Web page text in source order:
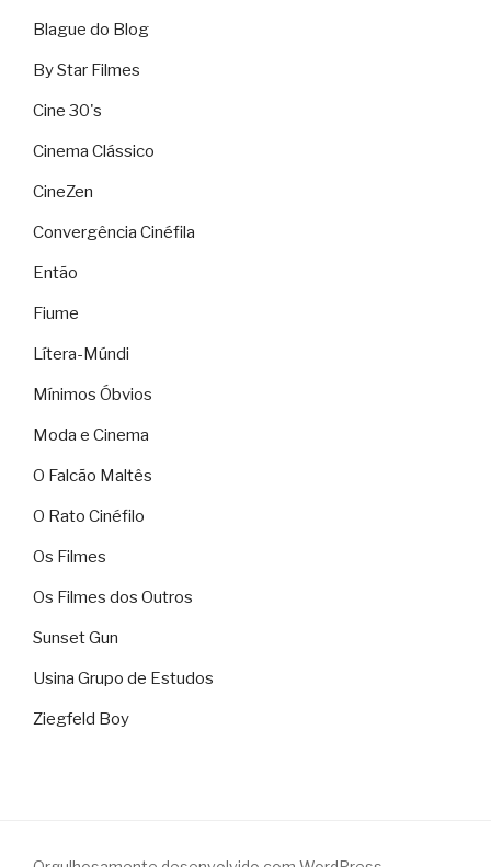
Blague do Blog
By Star Filmes
Cine 30's
Cinema Clássico
CineZen
Convergência Cinéfila
Então
Fiume
Lítera-Múndi
Mínimos Óbvios
Moda e Cinema
O Falcão Maltês
O Rato Cinéfilo
Os Filmes
Os Filmes dos Outros
Sunset Gun
Usina Grupo de Estudos
Ziegfeld Boy